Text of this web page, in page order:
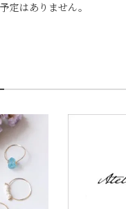
定はありません。